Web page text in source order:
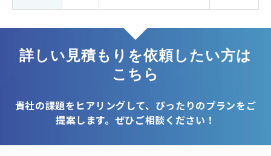
詳しい見積もりを依頼したい方は
こちら
貴社の課題をヒアリングして、ぴったりのプランをご
提案します。ぜひご相談ください！